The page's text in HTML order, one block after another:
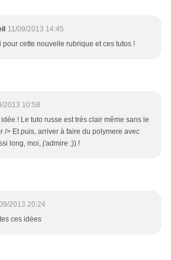
11/09/2013 14:45
pour cette nouvelle rubrique et ces tutos !
2013 10:58
! Le tuto russe est très clair même sans le
/> Et puis, arriver à faire du polymere avec
long, moi, j'admire ;)) !
2013 20:24
ces idées